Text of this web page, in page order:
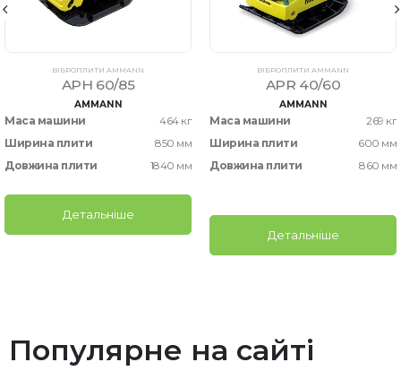
ВІБРОПЛИТИ AMMANN
APH 60/85
AMMANN
Маса машини
464 кг
Ширина плити
850 мм
Довжина плити
1840 мм
Детальніше
ВІБРОПЛИТИ AMMANN
APR 40/60
AMMANN
Маса машини
269 кг
Ширина плити
600 мм
Довжина плити
860 мм
Детальніше
Популярне на сайті